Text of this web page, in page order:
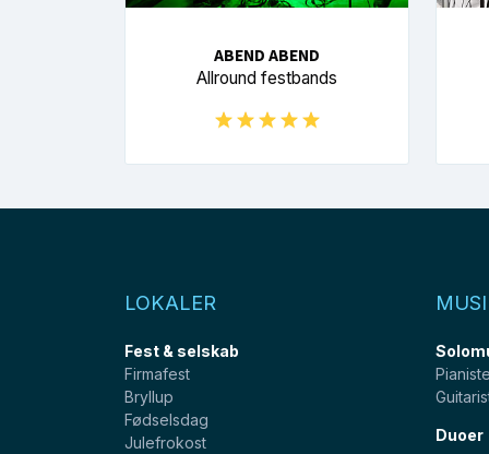
ABEND ABEND
Allround festbands
LOKALER
Fest & selskab
Firmafest
Bryllup
Fødselsdag
Julefrokost
Duoer